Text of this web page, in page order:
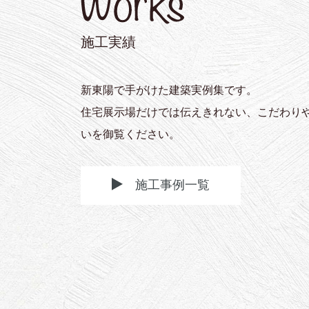
施工実績
新東陽で手がけた建築実例集です。
住宅展示場だけでは伝えきれない、こだわり
いを御覧ください。
施工事例一覧